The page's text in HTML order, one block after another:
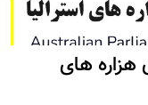
هزاره های